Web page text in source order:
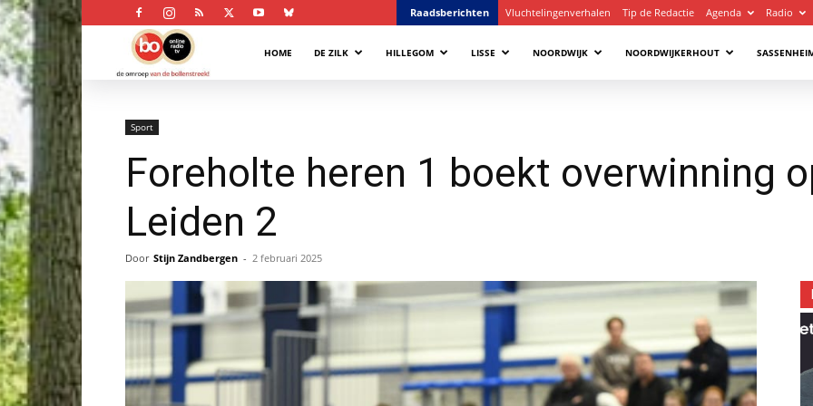
Raadsberichten Vluchtelingenverhalen Tip de Redactie Agenda Radio
Bollenstreek
HOME DE ZILK HILLEGOM LISSE NOORDWIJK NOORDWIJKERHOUT
Sport
Foreholte heren 1 boekt overwinning
Leiden 2
Door Stijn Zandbergen - 2 februari 2025